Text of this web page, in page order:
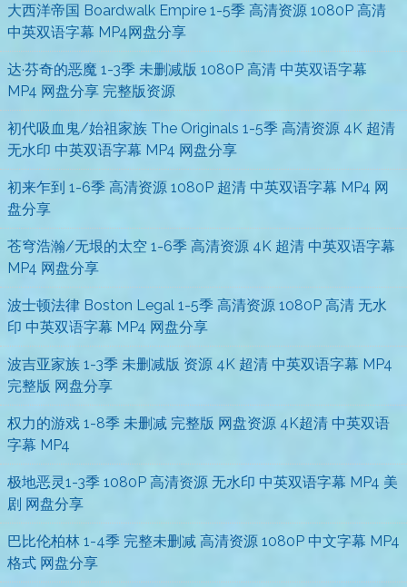
大西洋帝国 Boardwalk Empire 1-5季 高清资源 1080P 高清
中英双语字幕 MP4网盘分享
达·芬奇的恶魔 1-3季 未删减版 1080P 高清 中英双语字幕
MP4 网盘分享 完整版资源
初代吸血鬼/始祖家族 The Originals 1-5季 高清资源 4K 超清
无水印 中英双语字幕 MP4 网盘分享
初来乍到 1-6季 高清资源 1080P 超清 中英双语字幕 MP4 网
盘分享
苍穹浩瀚/无垠的太空 1-6季 高清资源 4K 超清 中英双语字幕
MP4 网盘分享
波士顿法律 Boston Legal 1-5季 高清资源 1080P 高清 无水
印 中英双语字幕 MP4 网盘分享
波吉亚家族 1-3季 未删减版 资源 4K 超清 中英双语字幕 MP4
完整版 网盘分享
权力的游戏 1-8季 未删减 完整版 网盘资源 4K超清 中英双语
字幕 MP4
极地恶灵1-3季 1080P 高清资源 无水印 中英双语字幕 MP4 美
剧 网盘分享
巴比伦柏林 1-4季 完整未删减 高清资源 1080P 中文字幕 MP4
格式 网盘分享